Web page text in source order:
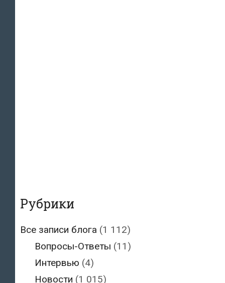
Рубрики
Все записи блога (1 112)
Вопросы-Ответы (11)
Интервью (4)
Новости (1 015)